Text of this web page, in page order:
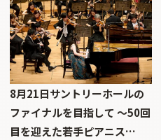
8月21日サントリーホールの
ファイナルを目指して 〜50回
目を迎えた若手ピアニス…